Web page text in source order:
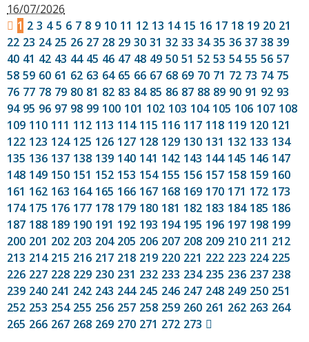
16/07/2026
1 2 3 4 5 6 7 8 9 10 11 12 13 14 15 16 17 18 19 20 21
22 23 24 25 26 27 28 29 30 31 32 33 34 35 36 37 38 39
40 41 42 43 44 45 46 47 48 49 50 51 52 53 54 55 56 57
58 59 60 61 62 63 64 65 66 67 68 69 70 71 72 73 74 75
76 77 78 79 80 81 82 83 84 85 86 87 88 89 90 91 92 93
94 95 96 97 98 99 100 101 102 103 104 105 106 107 108
109 110 111 112 113 114 115 116 117 118 119 120 121
122 123 124 125 126 127 128 129 130 131 132 133 134
135 136 137 138 139 140 141 142 143 144 145 146 147
148 149 150 151 152 153 154 155 156 157 158 159 160
161 162 163 164 165 166 167 168 169 170 171 172 173
174 175 176 177 178 179 180 181 182 183 184 185 186
187 188 189 190 191 192 193 194 195 196 197 198 199
200 201 202 203 204 205 206 207 208 209 210 211 212
213 214 215 216 217 218 219 220 221 222 223 224 225
226 227 228 229 230 231 232 233 234 235 236 237 238
239 240 241 242 243 244 245 246 247 248 249 250 251
252 253 254 255 256 257 258 259 260 261 262 263 264
265 266 267 268 269 270 271 272 273